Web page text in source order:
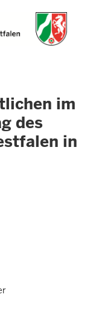
im
des
in